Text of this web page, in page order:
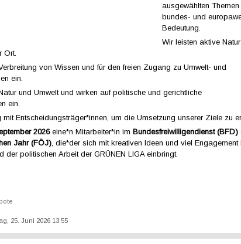
ausgewählten Themen
bundes- und
Bedeutung.
Wir leisten aktive
Ort.
von Wissen und für den freien Zugang zu Umwelt- und
ein.
und Umwelt und wirken auf politische und gerichtliche
ein.
Entscheidungsträger*innen, um die Umsetzung unserer Ziele zu
2026eine*n Mitarbeiter*in im Bundesfreiwilligendienst (BFD)
Jahr (FÖJ), die*der sich mit kreativen Ideen und viel Engagement
der politischen Arbeit der GRÜNEN LIGA einbringt.
25. Juni 2026 13:55